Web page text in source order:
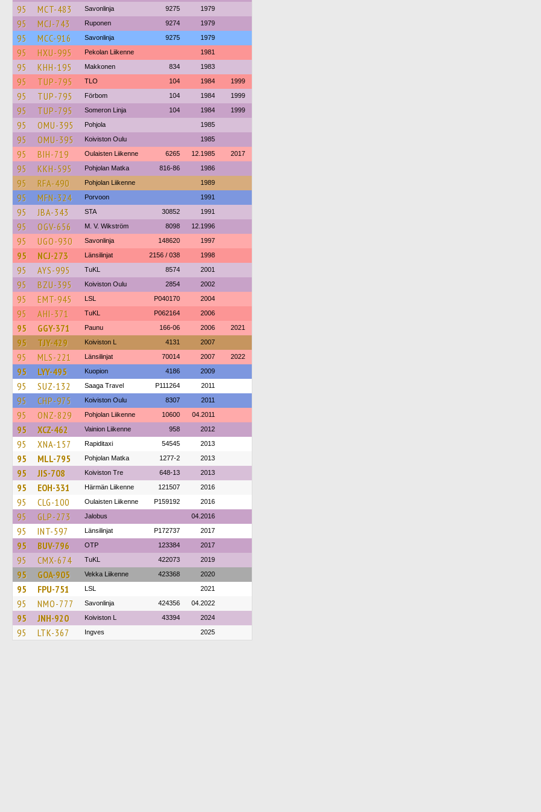
95 MCT-483 Savonlinja 9275 1979
95 MCJ-743 Ruponen 9274 1979
95 MCC-916 Savonlinja 9275 1979
95 HXU-995 Pekolan Liikenne 1981
95 KHH-195 Makkonen 834 1983
95 TUP-795 TLO 104 1984 1999
95 TUP-795 Förbom 104 1984 1999
95 TUP-795 Someron Linja 104 1984 1999
95 OMU-395 Pohjola 1985
95 OMU-395 Koiviston Oulu 1985
95 BIH-719 Oulaisten Liikenne 6265 12.1985 2017
95 KKH-595 Pohjolan Matka 816-86 1986
95 RFA-490 Pohjolan Liikenne 1989
95 MFN-324 Porvoon 1991
95 JBA-343 STA 30852 1991
95 OGV-656 M. V. Wikström 8098 12.1996
95 UGO-930 Savonlinja 148620 1997
95 NCJ-273 Länsilinjat 2156 / 038 1998
95 AYS-995 TuKL 8574 2001
95 BZU-395 Koiviston Oulu 2854 2002
95 EMT-945 LSL P040170 2004
95 AHI-371 TuKL P062164 2006
95 GGY-371 Paunu 166-06 2006 2021
95 TJY-429 Koiviston L 4131 2007
95 MLS-221 Länsilinjat 70014 2007 2022
95 LYY-495 Kuopion 4186 2009
95 SUZ-132 Saaga Travel P111264 2011
95 CHP-975 Koiviston Oulu 8307 2011
95 ONZ-829 Pohjolan Liikenne 10600 04.2011
95 XCZ-462 Vainion Liikenne 958 2012
95 XNA-157 Rapiditaxi 54545 2013
95 MLL-795 Pohjolan Matka 1277-2 2013
95 JIS-708 Koiviston Tre 648-13 2013
95 EOH-331 Härmän Liikenne 121507 2016
95 CLG-100 Oulaisten Liikenne P159192 2016
95 GLP-273 Jalobus 04.2016
95 INT-597 Länsilinjat P172737 2017
95 BUV-796 OTP 123384 2017
95 CMX-674 TuKL 422073 2019
95 GOA-905 Vekka Liikenne 423368 2020
95 FPU-751 LSL 2021
95 NMO-777 Savonlinja 424356 04.2022
95 JNH-920 Koiviston L 43394 2024
95 LTK-367 Ingves 2025